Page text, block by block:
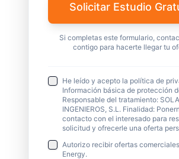
Solicitar Estudio
Si completas este formulario,
contigo para hacerte llegar tu
He leído y acepto la política de
Información básica de protección
Responsable del tratamiento:
INGENIEROS, S.L. Finalidad:
contacto con el interesado para
solicitud y ofrecerle una oferta
Autorizo recibir ofertas
Energy.